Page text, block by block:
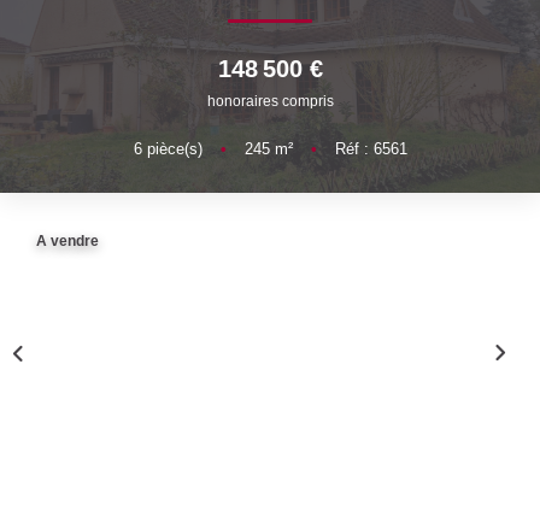
NOTRE AGENCE
Qui Sommes-Nous
148 500 €
honoraires compris
6pièce(s) • 245m² • Réf : 6561
A vendre